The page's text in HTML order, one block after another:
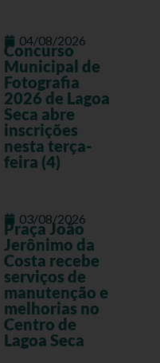
04/08/2026
Concurso
Municipal de
Fotografia
2026 de Lagoa
Seca abre
inscrições
nesta terça-
feira (4)
03/08/2026
Praça João
Jerônimo da
Costa recebe
serviços de
manutenção e
melhorias no
Centro de
Lagoa Seca